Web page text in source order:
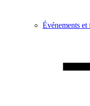
Événements et